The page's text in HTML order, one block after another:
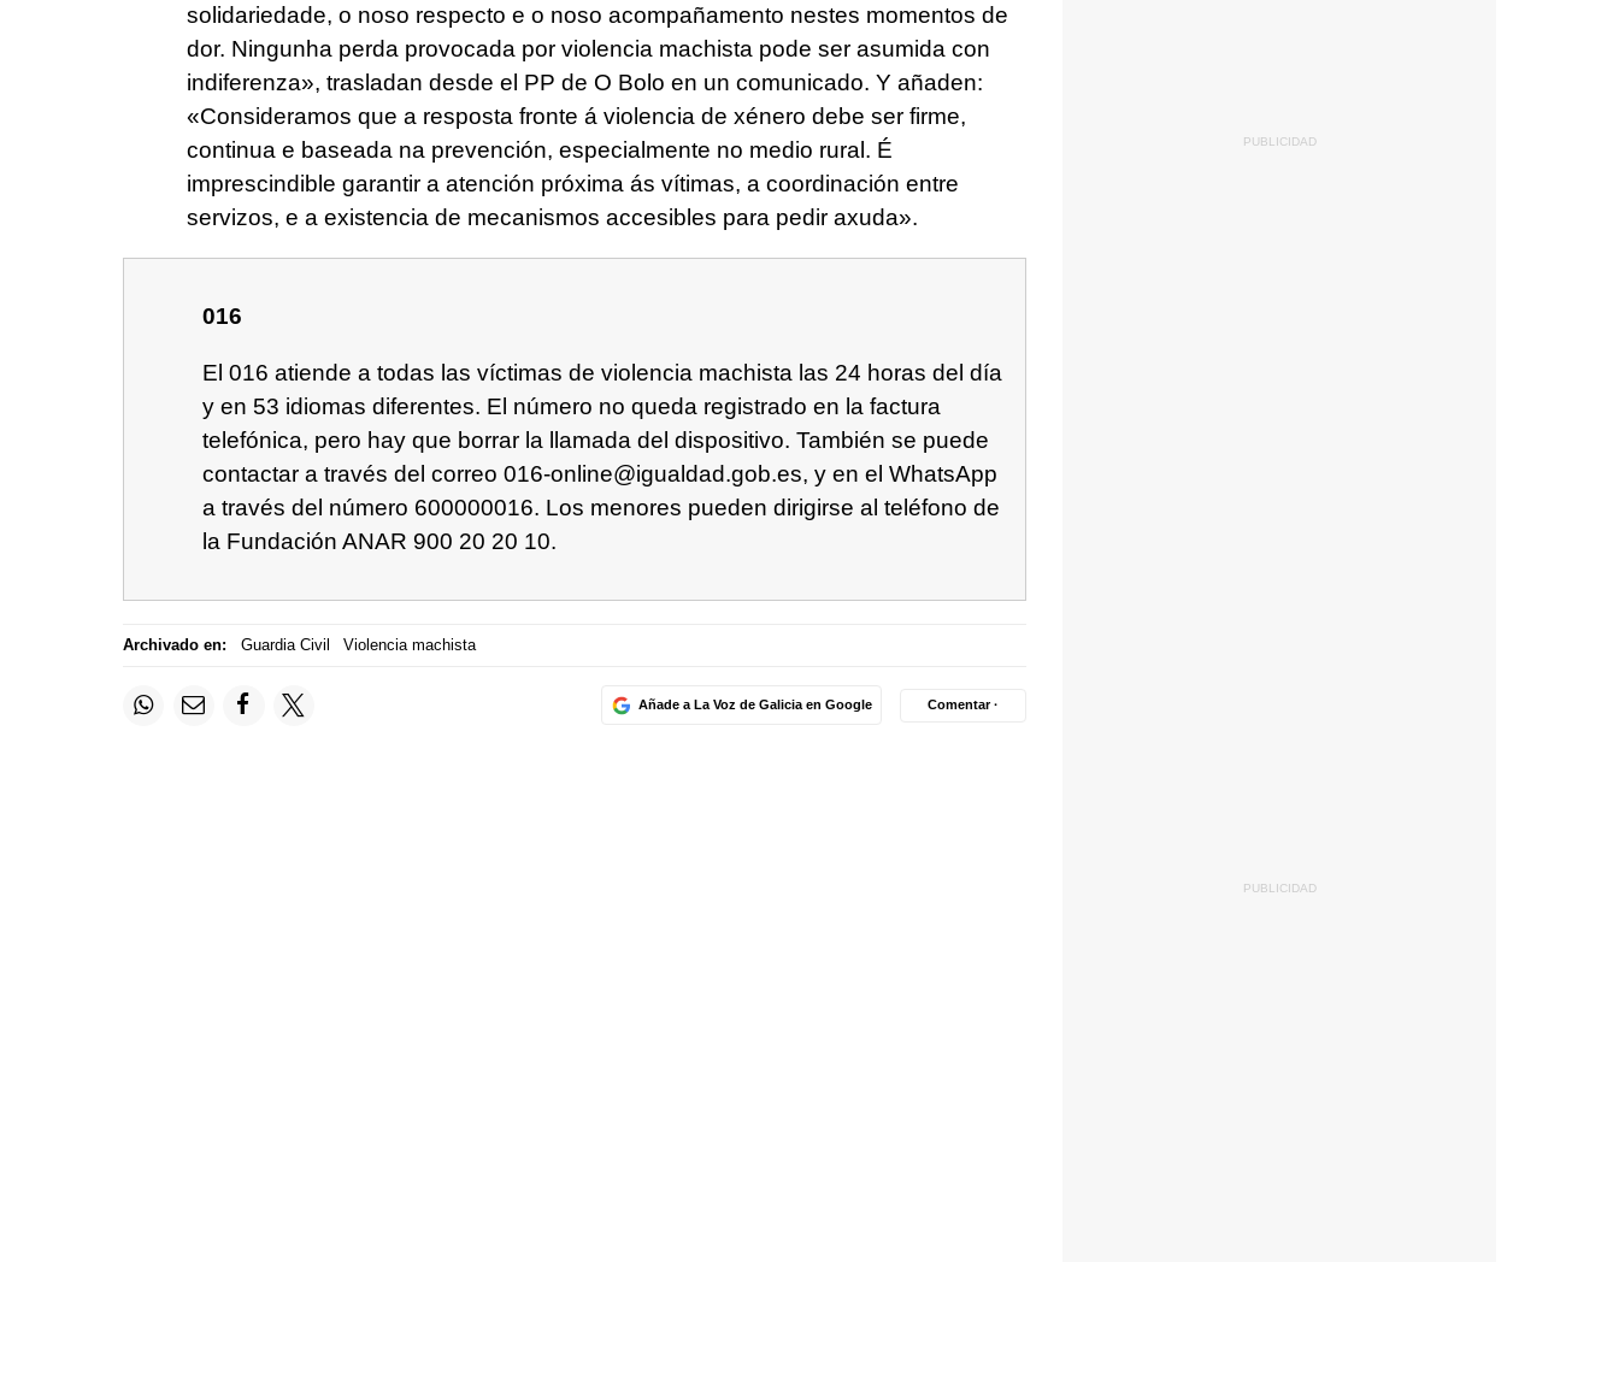
solidariedade, o noso respecto e o noso acompañamento nestes momentos de
dor. Ningunha perda provocada por violencia machista pode ser asumida con
indiferenza», trasladan desde el PP de O Bolo en un comunicado. Y añaden:
«Consideramos que a resposta fronte á violencia de xénero debe ser firme,
continua e baseada na prevención, especialmente no medio rural. É
imprescindible garantir a atención próxima ás vítimas, a coordinación entre
servizos, e a existencia de mecanismos accesibles para pedir axuda».
016
El 016 atiende a todas las víctimas de violencia machista las 24 horas del día
y en 53 idiomas diferentes. El número no queda registrado en la factura
telefónica, pero hay que borrar la llamada del dispositivo. También se puede
contactar a través del correo 016-online@igualdad.gob.es, y en el WhatsApp
a través del número 600000016. Los menores pueden dirigirse al teléfono de
la Fundación ANAR 900 20 20 10.
Archivado en: Guardia Civil Violencia machista
Añade a La Voz de Galicia en Google Comentar ·